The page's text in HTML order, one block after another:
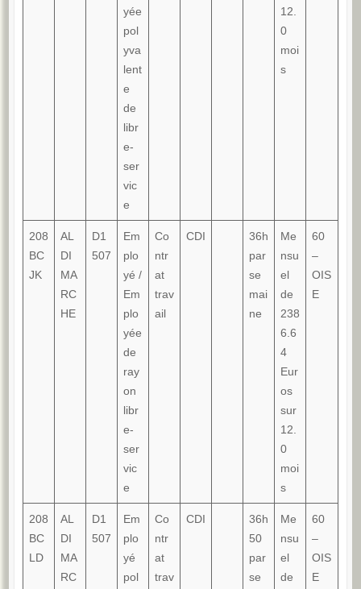
yée
pol
yva
lent
e
de
libr
e-
ser
vic
e
12.
0
moi
s
208
BC
JK
AL
DI
MA
RC
HE
D1
507
Em
plo
yé /
Em
plo
yée
de
ray
on
libr
e-
ser
vic
e
Co
ntr
at
trav
ail
CDI
36h
par
se
mai
ne
Me
nsu
el
de
238
6.6
4
Eur
os
sur
12.
0
moi
s
60
–
OIS
E
208
BC
LD
AL
DI
MA
RC
D1
507
Em
plo
yé
pol
Co
ntr
at
trav
CDI
36h
50
par
se
Me
nsu
el
de
60
–
OIS
E